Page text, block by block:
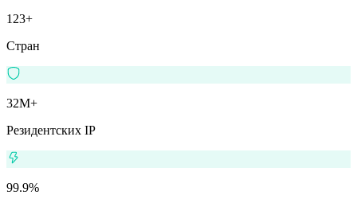
123+
Стран
32M+
Резидентских IP
99.9%